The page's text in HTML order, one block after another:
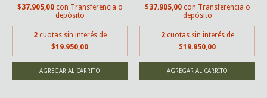
$37.905,00 con Transferencia o
depósito
2 cuotas sin interés de
$19.950,00
$37.905,00 con Transferencia o
depósito
2 cuotas sin interés de
$19.950,00